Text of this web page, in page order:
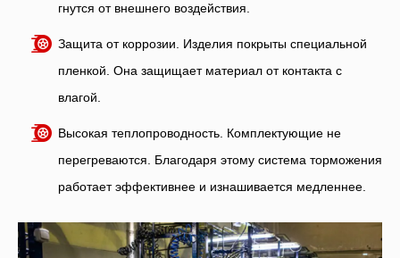
гнутся от внешнего воздействия.
Защита от коррозии. Изделия покрыты специальной
пленкой. Она защищает материал от контакта с
влагой.
Высокая теплопроводность. Комплектующие не
перегреваются. Благодаря этому система торможения
работает эффективнее и изнашивается медленнее.